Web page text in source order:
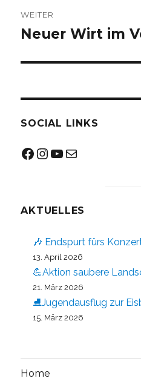
WEITER
Nächster
Neuer Wirt im
SOCIAL LINKS
Facebook
Instagram
YouTube
Mail
AKTUELLES
🎶 Endspurt fürs
13. April 2026
💪Aktion saubere
21. März 2026
⛸️Jugendausflug zur
15. März 2026
Home